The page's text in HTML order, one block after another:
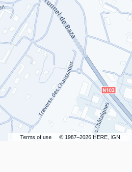
Terms of use © 1987–2026 HERE, IGN